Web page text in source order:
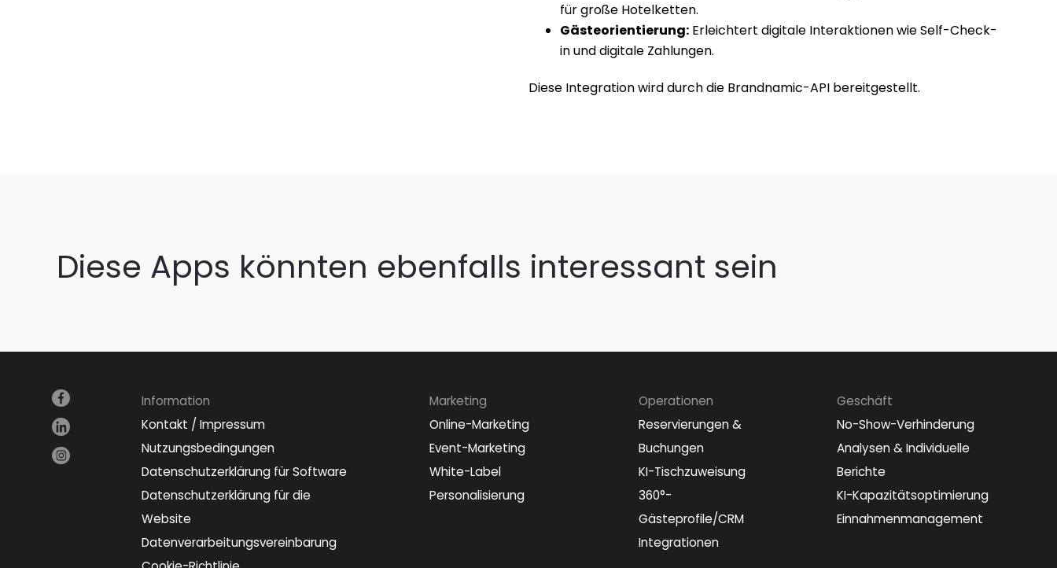
für große Hotelketten.
Gästeorientierung: Erleichtert digitale Interaktionen wie Self-Check-
in und digitale Zahlungen.
Diese Integration wird durch die Brandnamic-API bereitgestellt.
Diese Apps könnten ebenfalls interessant sein
Information
Kontakt / Impressum
Nutzungsbedingungen
Datenschutzerklärung für Software
Datenschutzerklärung für die
Website
Datenverarbeitungsvereinbarung
Marketing
Online-Marketing
Event-Marketing
White-Label
Personalisierung
Operationen
Reservierungen &
Buchungen
KI-Tischzuweisung
360°-
Gästeprofile/CRM
Integrationen
Geschäft
No-Show-Verhinderung
Analysen & Individuelle
Berichte
KI-Kapazitätsoptimierung
Einnahmenmanagement